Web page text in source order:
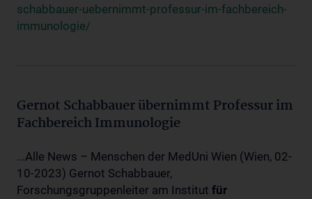
schabbauer-uebernimmt-professur-im-fachbereich-
immunologie/
Gernot Schabbauer übernimmt Professur im
Fachbereich Immunologie
...Alle News – Menschen der MedUni Wien (Wien, 02-
10-2023) Gernot Schabbauer,
Forschungsgruppenleiter am Institut für